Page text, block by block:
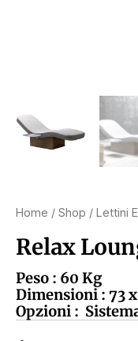
Home / Shop / Lettini
Relax
Peso : 60 Kg
Dimensioni : 73
Opzioni :